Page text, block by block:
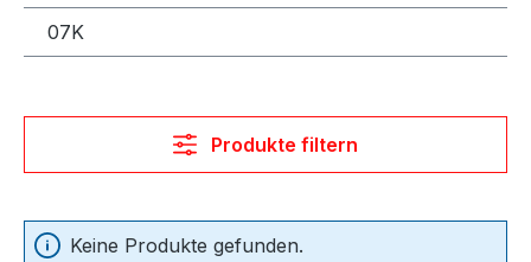
07K
Produkte filtern
Keine Produkte gefunden.